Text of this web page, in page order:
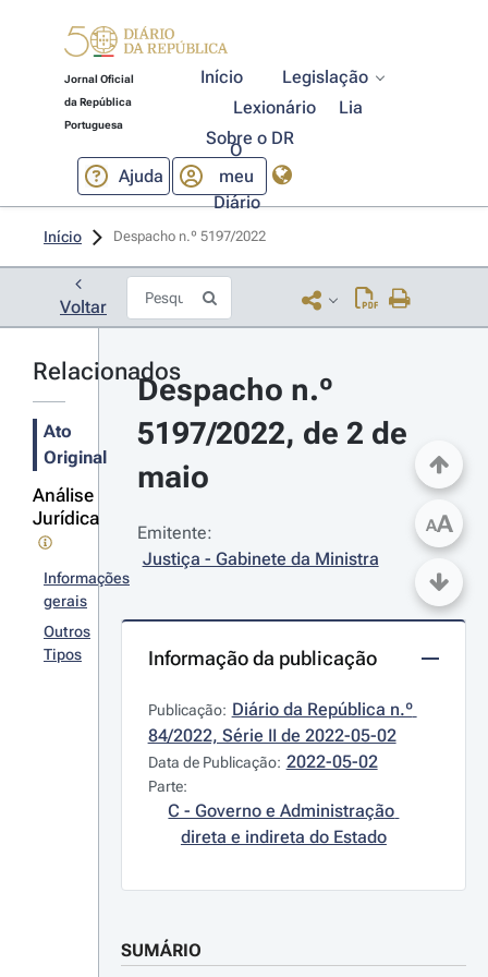
Jornal Oficial
da República
Portuguesa
Início
Legislação
Lexionário
Lia
Sobre o DR
Ajuda
O
meu
Diário
Início Despacho n.º 5197/2022
Voltar
Relacionados
Ato
Original
Análise
Jurídica
Informações
gerais
Outros
Tipos
Despacho n.º
5197/2022, de 2 de
maio
Emitente:
Justiça - Gabinete da Ministra
Informação da publicação
Publicação: Diário da República n.º
84/2022, Série II de 2022-05-02
Data de Publicação: 2022-05-02
Parte:
C - Governo e Administração
direta e indireta do Estado
SUMÁRIO
AA